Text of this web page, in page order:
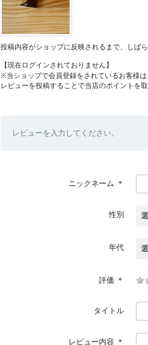
投稿内容がショップに反映されるまで、しば
【現在ログインされておりません】
※当ショップで会員登録をされているお客様は
レビューを投稿することで当店のポイントを
レビューを入力してください。
ニックネーム ＊
性別
年代
評価 ＊
タイトル
レビュー内容 ＊